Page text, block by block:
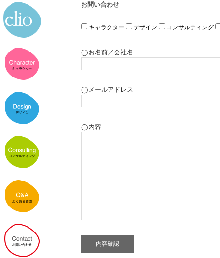
お問い合わせ
キャラクター デザイン コンサルティング
◯お名前／会社名
◯メールアドレス
◯内容